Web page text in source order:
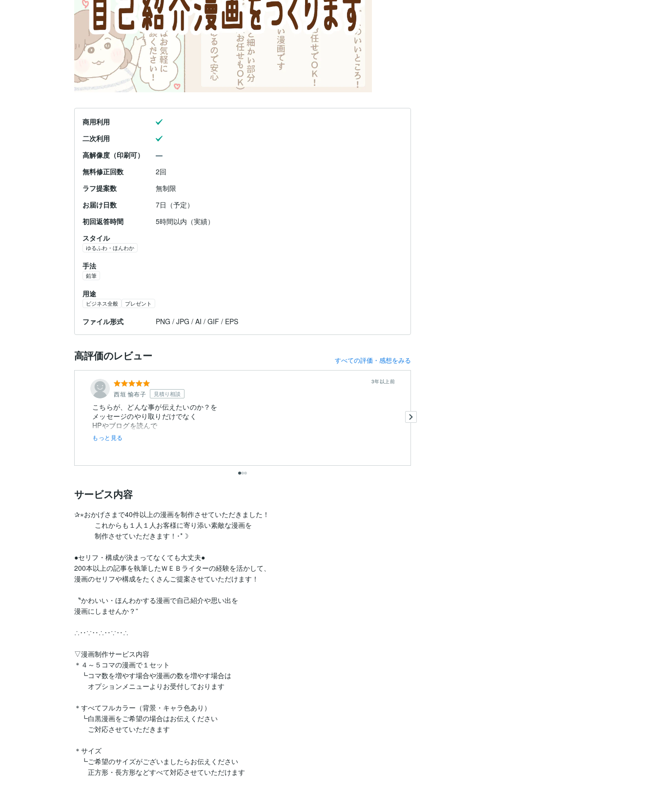
商用利用
二次利用
高解像度（印刷可）
無料修正回数
2回
ラフ提案数
無制限
お届け日数
7日（予定）
初回返答時間
5時間以内（実績）
スタイル
ゆるふわ・ほんわか
手法
鉛筆
用途
ビジネス全般 プレゼント
ファイル形式 PNG / JPG / AI / GIF / EPS
高評価のレビュー すべての評価・感想をみる
西垣 愉布子 見積り相談
3年以上前
こちらが、どんな事が伝えたいのか？を
メッセージのやり取りだけでなく
HPやブログを読んで
もっと見る
サービス内容
✰⋆おかげさまで40件以上の漫画を制作させていただきました！
これからも１人１人お客様に寄り添い素敵な漫画を
制作させていただきます！･*☽
●セリフ・構成が決まってなくても大丈夫●
200本以上の記事を執筆したＷＥＢライターの経験を活かして、
漫画のセリフや構成をたくさんご提案させていただけます！
〝かわいい・ほんわかする漫画で自己紹介や思い出を
漫画にしませんか？”
∴‥∵‥∴‥∵‥∴
▽漫画制作サービス内容
＊４～５コマの漫画で１セット
┗コマ数を増やす場合や漫画の数を増やす場合は
オプションメニューよりお受付しております
＊すべてフルカラー（背景・キャラ色あり）
┗白黒漫画をご希望の場合はお伝えください
ご対応させていただきます
＊サイズ
┗ご希望のサイズがございましたらお伝えください
正方形・長方形などすべて対応させていただけます